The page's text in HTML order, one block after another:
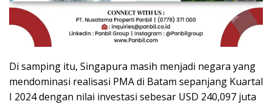
Di samping itu, Singapura masih menjadi negara yang
mendominasi realisasi PMA di Batam sepanjang Kuartal
I 2024 dengan nilai investasi sebesar USD 240,097 juta